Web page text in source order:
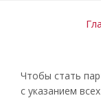
Чтобы стать
с указанием